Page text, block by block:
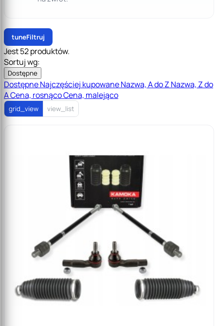
tuneFiltruj
Jest 52 produktów.
Sortuj wg:
Dostępne
DostępneNajczęściej kupowaneNazwa, A do Z Nazwa, Z do
ACena, rosnącoCena, malejąco
grid_view view_list